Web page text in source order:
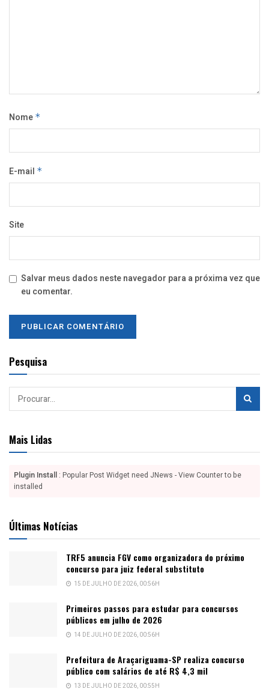
Nome *
E-mail *
Site
Salvar meus dados neste navegador para a próxima vez que
eu comentar.
Pesquisa
Mais Lidas
Plugin Install : Popular Post Widget need JNews - View Counter to be
installed
Últimas Notícias
TRF5 anuncia FGV como organizadora do próximo
concurso para juiz federal substituto
15 DE JULHO DE 2026, 00:56H
Primeiros passos para estudar para concursos
públicos em julho de 2026
14 DE JULHO DE 2026, 00:56H
Prefeitura de Araçariguama-SP realiza concurso
público com salários de até R$ 4,3 mil
13 DE JULHO DE 2026, 00:55H